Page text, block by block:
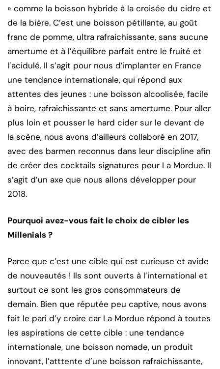
» comme la boisson hybride à la croisée du cidre et
de la bière. C’est une boisson pétillante, au goût
franc de pomme, ultra rafraichissante, sans aucune
amertume et à l’équilibre parfait entre le fruité et
l’acidulé. Il s’agit pour nous d’implanter en France
une tendance internationale, qui répond aux
attentes des jeunes : une boisson alcoolisée, facile
à boire, rafraichissante et sans amertume. Pour aller
plus loin et pousser le hard cider sur le devant de
la scène, nous avons d’ailleurs collaboré en 2017,
avec des barmen reconnus dans leur discipline afin
de créer des cocktails signatures pour La Mordue. Il
s’agit d’un axe que nous allons développer pour
2018.
Pourquoi avez-vous fait le choix de cibler les
Millenials ?
Parce que c’est une cible qui est curieuse et avide
de nouveautés ! Ils sont ouverts à l’international et
surtout ce sont les gros consommateurs de
demain. Bien que réputée peu captive, nous avons
fait le pari d’y croire car La Mordue répond à toutes
les aspirations de cette cible : une tendance
internationale, une boisson nomade, un produit
innovant, l’atttente d’une boisson rafraichissante,